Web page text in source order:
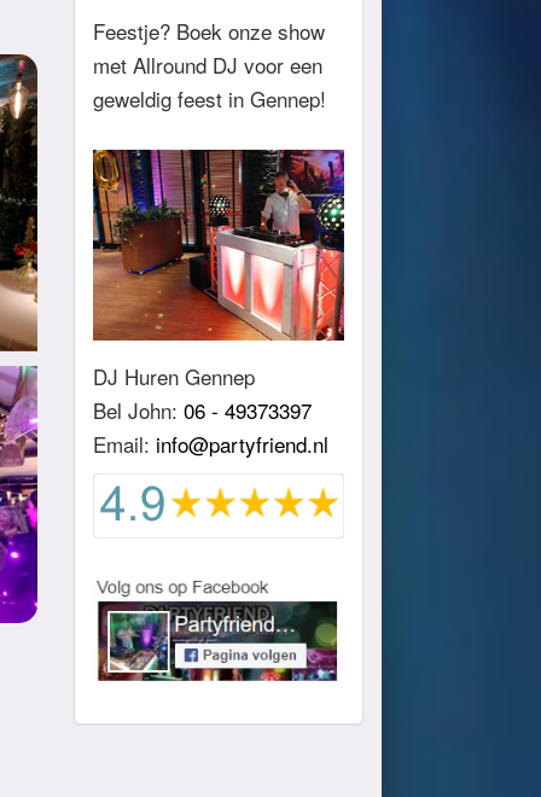
Feestje? Boek onze show
met Allround DJ voor een
geweldig feest in Gennep!
DJ Huren Gennep
Bel John: 06 - 49373397
Email: info@partyfriend.nl